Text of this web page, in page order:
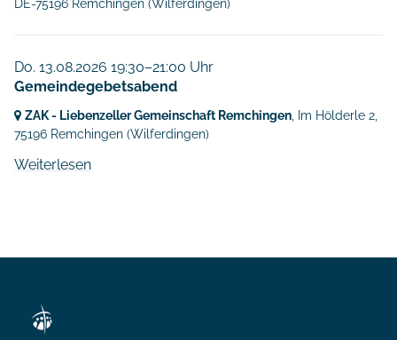
DE-75196 Remchingen (Wilferdingen)
Do. 13.08.2026 19:30–21:00 Uhr
Gemeindegebetsabend
ZAK - Liebenzeller Gemeinschaft Remchingen , Im Hölderle 2,
75196 Remchingen (Wilferdingen)
Weiterlesen